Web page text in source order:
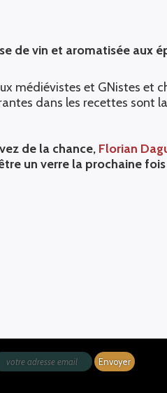
de vin et aromatisée aux
médiévistes et GNistes
dans les recettes sont
de la chance, Florian
un verre la prochaine